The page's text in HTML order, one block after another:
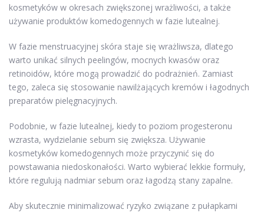
kosmetyków w okresach zwiększonej wrażliwości, a także
używanie produktów komedogennych w fazie lutealnej.
W fazie menstruacyjnej skóra staje się wrażliwsza, dlatego
warto unikać silnych peelingów, mocnych kwasów oraz
retinoidów, które mogą prowadzić do podrażnień. Zamiast
tego, zaleca się stosowanie nawilżających kremów i łagodnych
preparatów pielęgnacyjnych.
Podobnie, w fazie lutealnej, kiedy to poziom progesteronu
wzrasta, wydzielanie sebum się zwiększa. Używanie
kosmetyków komedogennych może przyczynić się do
powstawania niedoskonałości. Warto wybierać lekkie formuły,
które regulują nadmiar sebum oraz łagodzą stany zapalne.
Aby skutecznie minimalizować ryzyko związane z pułapkami